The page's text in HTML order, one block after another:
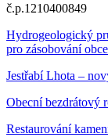
č.p.1210400849
Hydrogeologický
pro zásobování
Jestřabí Lhota –
Obecní bezdrátový
Restaurování